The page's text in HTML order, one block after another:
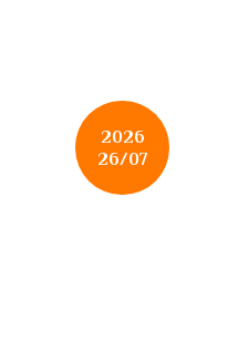
2026
26/07